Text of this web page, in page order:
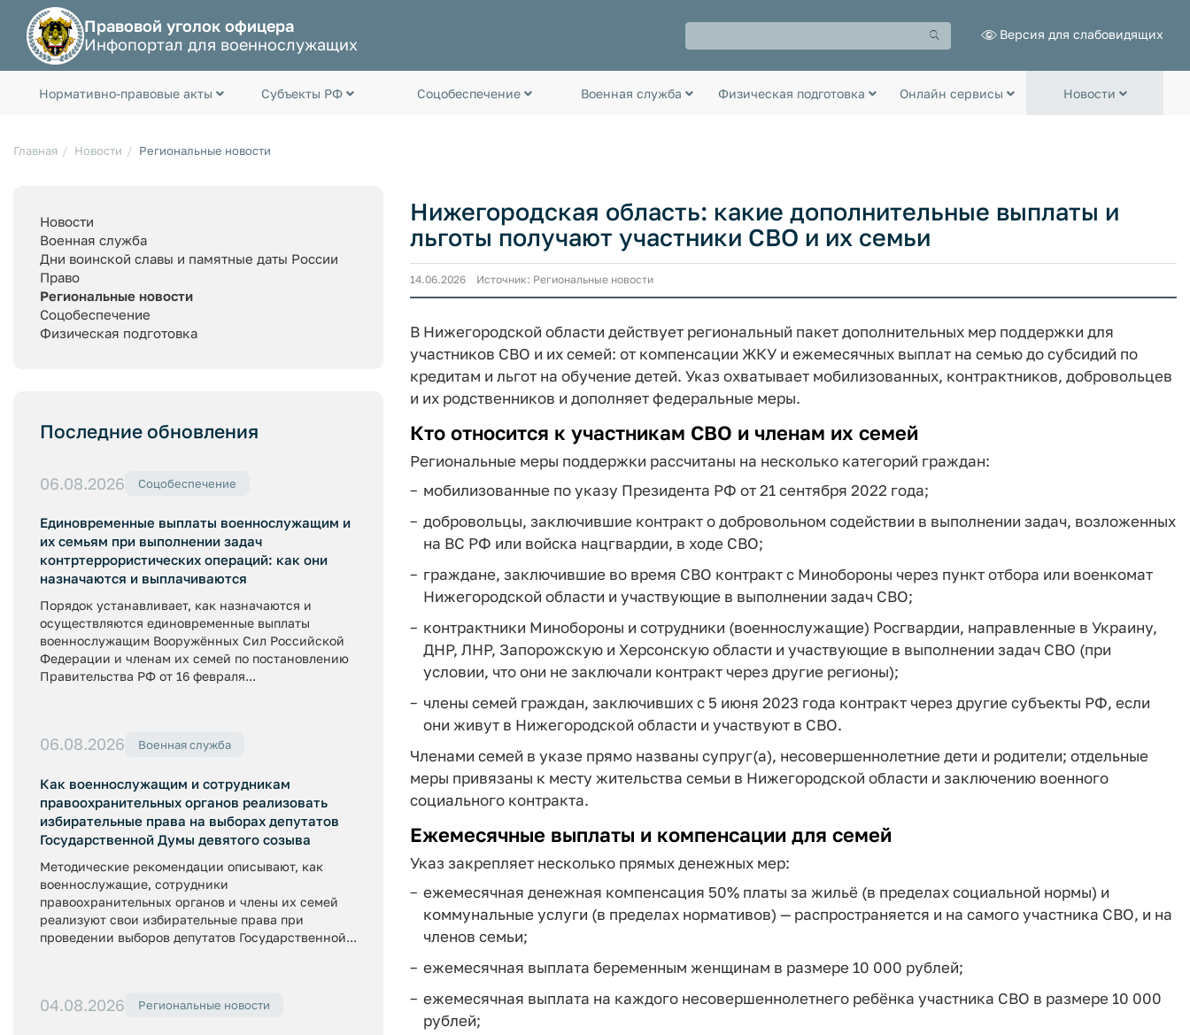
Правовой уголок офицера
Инфопортал для военнослужащих
Версия для слабовидящих
Нормативно-правовые акты Субъекты РФ Соцобеспечение Военная служба Физическая подготовка Онлайн сервисы Новости
Главная Новости Региональные новости
Новости
Военная служба
Дни воинской славы и памятные даты России
Право
Региональные новости
Соцобеспечение
Физическая подготовка
Последние обновления
06.08.2026 Соцобеспечение
Единовременные выплаты военнослужащим и
их семьям при выполнении задач
контртеррористических операций: как они
назначаются и выплачиваются
Порядок устанавливает, как назначаются и
осуществляются единовременные выплаты
военнослужащим Вооружённых Сил Российской
Федерации и членам их семей по постановлению
Правительства РФ от 16 февраля...
06.08.2026 Военная служба
Как военнослужащим и сотрудникам
правоохранительных органов реализовать
избирательные права на выборах депутатов
Государственной Думы девятого созыва
Методические рекомендации описывают, как
военнослужащие, сотрудники
правоохранительных органов и члены их семей
реализуют свои избирательные права при
проведении выборов депутатов Государственной...
04.08.2026 Региональные новости
Нижегородская область: какие дополнительные выплаты и
льготы получают участники СВО и их семьи
14.06.2026 Источник: Региональные новости
В Нижегородской области действует региональный пакет дополнительных мер поддержки для
участников СВО и их семей: от компенсации ЖКУ и ежемесячных выплат на семью до субсидий по
кредитам и льгот на обучение детей. Указ охватывает мобилизованных, контрактников, добровольцев
и их родственников и дополняет федеральные меры.
Кто относится к участникам СВО и членам их семей
Региональные меры поддержки рассчитаны на несколько категорий граждан:
мобилизованные по указу Президента РФ от 21 сентября 2022 года;
добровольцы, заключившие контракт о добровольном содействии в выполнении задач, возложенных
на ВС РФ или войска нацгвардии, в ходе СВО;
граждане, заключившие во время СВО контракт с Минобороны через пункт отбора или военкомат
Нижегородской области и участвующие в выполнении задач СВО;
контрактники Минобороны и сотрудники (военнослужащие) Росгвардии, направленные в Украину,
ДНР, ЛНР, Запорожскую и Херсонскую области и участвующие в выполнении задач СВО (при
условии, что они не заключали контракт через другие регионы);
члены семей граждан, заключивших с 5 июня 2023 года контракт через другие субъекты РФ, если
они живут в Нижегородской области и участвуют в СВО.
Членами семей в указе прямо названы супруг(а), несовершеннолетние дети и родители; отдельные
меры привязаны к месту жительства семьи в Нижегородской области и заключению военного
социального контракта.
Ежемесячные выплаты и компенсации для семей
Указ закрепляет несколько прямых денежных мер:
ежемесячная денежная компенсация 50% платы за жильё (в пределах социальной нормы) и
коммунальные услуги (в пределах нормативов) — распространяется и на самого участника СВО, и на
членов семьи;
ежемесячная выплата беременным женщинам в размере 10 000 рублей;
ежемесячная выплата на каждого несовершеннолетнего ребёнка участника СВО в размере 10 000
рублей;